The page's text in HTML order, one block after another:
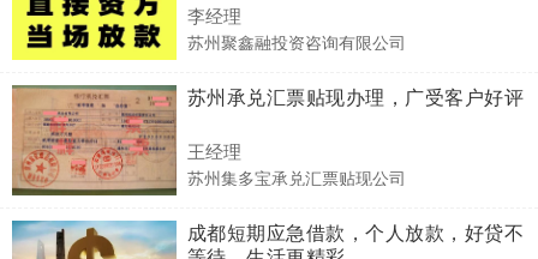
李经理
苏州聚鑫融投资咨询有限公司
苏州承兑汇票贴现办理，广受客户好评
王经理
苏州集多宝承兑汇票贴现公司
成都短期应急借款，个人放款，好贷不